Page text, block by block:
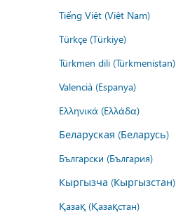
Tiếng Việt (Việt Nam)
Türkçe (Türkiye)
Türkmen dili (Türkmenistan)
Valencià (Espanya)
Ελληνικά (Ελλάδα)
Беларуская (Беларусь)
Български (България)
Кыргызча (Кыргызстан)
Қазақ (Қазақстан)